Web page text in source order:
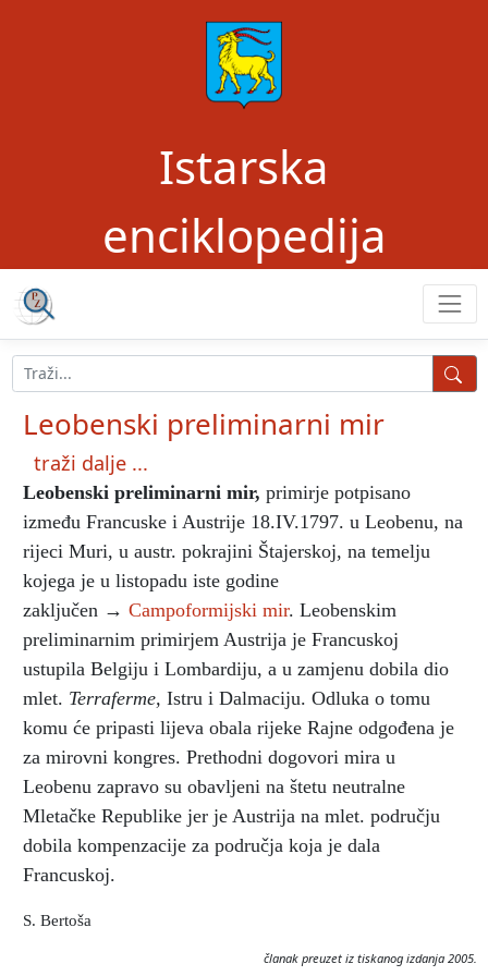
Istarska
enciklopedija
Leobenski preliminarni mir
traži dalje ...
Leobenski preliminarni mir, primirje potpisano
između Francuske i Austrije 18.IV.1797. u Leobenu, na
rijeci Muri, u austr. pokrajini Štajerskoj, na temelju
kojega je u listopadu iste godine
zaključen → Campoformijski mir. Leobenskim
preliminarnim primirjem Austrija je Francuskoj
ustupila Belgiju i Lombardiju, a u zamjenu dobila dio
mlet. Terraferme, Istru i Dalmaciju. Odluka o tomu
komu će pripasti lijeva obala rijeke Rajne odgođena je
za mirovni kongres. Prethodni dogovori mira u
Leobenu zapravo su obavljeni na štetu neutralne
Mletačke Republike jer je Austrija na mlet. području
dobila kompenzacije za područja koja je dala
Francuskoj.
S. Bertoša
članak preuzet iz tiskanog izdanja 2005.